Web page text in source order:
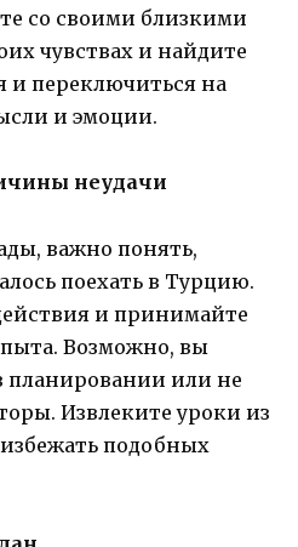
со своими близкими
чувствах и найдите
и переключиться на
и эмоции.
неудачи
важно понять,
поехать в Турцию.
и принимайте
Возможно, вы
или не
Извлеките уроки из
подобных